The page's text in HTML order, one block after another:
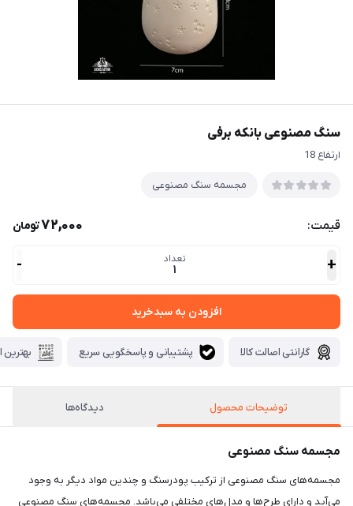
سنگ مصنوعی بانکه برفی
ارتفاع 18
مجسمه سنگ مصنوعی
قیمت: 72,000تومان
+ تعداد
1
-
افزودن به سبدخرید
گارانتی اصالت کالا پشتیبانی و پاسخگویی سریع بهترین
توضیحات محصول دیدگاه‌ها
مجسمه سنگ مصنوعی
مجسمه‌های سنگ مصنوعی از ترکیب پودرسنگ و چندین مواد دیگر به وجود
می‌آید و دارای طرح‌ها و مدل‌های مختلفی می‌باشد. مجسمه‌های سنگ مصنوعی